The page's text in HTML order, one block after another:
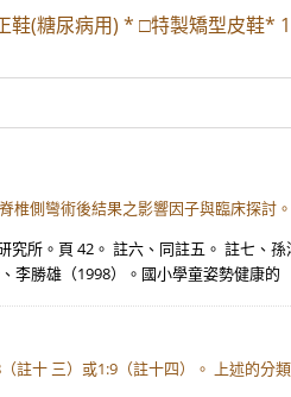
鞋(糖尿病用) * □特製矯型皮鞋*
椎側彎術後結果之影響因子與臨床探討
究所。頁 42。 註六、同註五。 註七、
李勝雄（1998）。國小學童姿勢健康的
註十 三）或1:9（註十四）。 上述的分類